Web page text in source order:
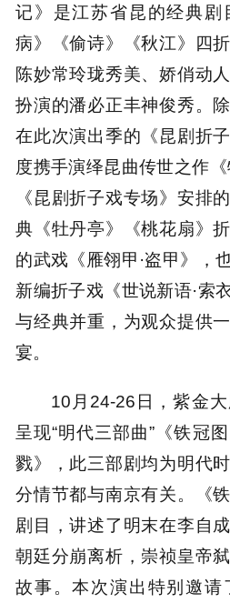
记》是江苏省昆的经典剧
病》《偷诗》《秋江》四
陈妙常玲珑秀美、娇俏动
扮演的潘必正丰神俊秀。
在此次演出季的《昆剧折
度携手演绎昆曲传世之作
《昆剧折子戏专场》安排
典《牡丹亭》《桃花扇》
的武戏《雁翎甲·盗甲》，
新编折子戏《世说新语·索
与经典并重，为观众提供
宴。
10月24-26日，紫金
呈现“明代三部曲”《铁冠
戮》，此三部剧均为明代
分情节都与南京有关。《
剧目，讲述了明末在李自
朝廷分崩离析，崇祯皇帝
故事。本次演出特别邀请